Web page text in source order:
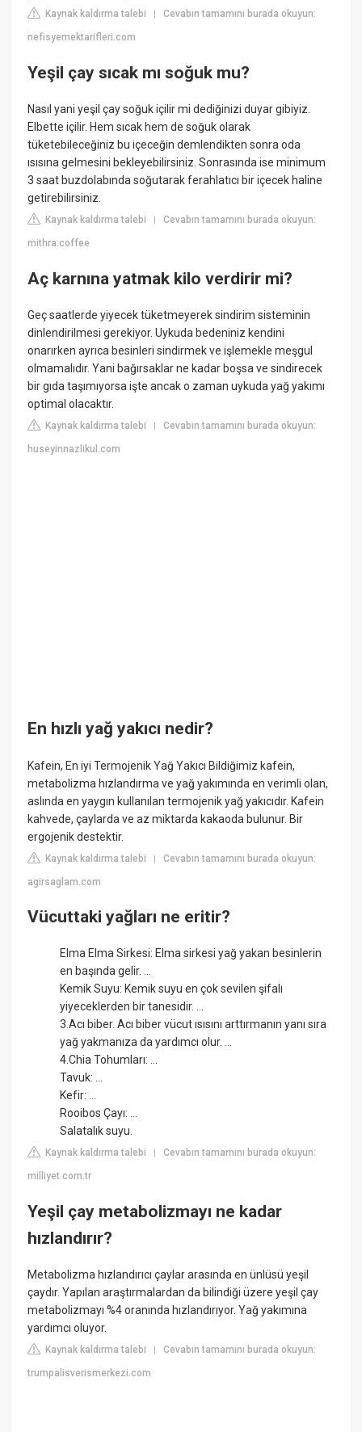
Kaynak kaldırma talebi |Cevabın tamamını burada okuyun:
nefisyemektarifleri.com
Yeşil çay sıcak mı soğuk mu?
Nasıl yani yeşil çay soğuk içilir mi dediğinizi duyar gibiyiz.
Elbette içilir. Hem sıcak hem de soğuk olarak
tüketebileceğiniz bu içeceğin demlendikten sonra oda
ısısına gelmesini bekleyebilirsiniz. Sonrasında ise minimum
3 saat buzdolabında soğutarak ferahlatıcı bir içecek haline
getirebilirsiniz.
Kaynak kaldırma talebi |Cevabın tamamını burada okuyun:
mithra.coffee
Aç karnına yatmak kilo verdirir mi?
Geç saatlerde yiyecek tüketmeyerek sindirim sisteminin
dinlendirilmesi gerekiyor. Uykuda bedeniniz kendini
onarırken ayrıca besinleri sindirmek ve işlemekle meşgul
olmamalıdır. Yani bağırsaklar ne kadar boşsa ve sindirecek
bir gıda taşımıyorsa işte ancak o zaman uykuda yağ yakımı
optimal olacaktır.
Kaynak kaldırma talebi |Cevabın tamamını burada okuyun:
huseyinnazlikul.com
En hızlı yağ yakıcı nedir?
Kafein, En iyi Termojenik Yağ Yakıcı Bildiğimiz kafein,
metabolizma hızlandırma ve yağ yakımında en verimli olan,
aslında en yaygın kullanılan termojenik yağ yakıcıdır. Kafein
kahvede, çaylarda ve az miktarda kakaoda bulunur. Bir
ergojenik destektir.
Kaynak kaldırma talebi |Cevabın tamamını burada okuyun:
agirsaglam.com
Vücuttaki yağları ne eritir?
Elma Elma Sirkesi: Elma sirkesi yağ yakan besinlerin
en başında gelir. ...
Kemik Suyu: Kemik suyu en çok sevilen şifalı
yiyeceklerden bir tanesidir. ...
3.Acı biber. Acı biber vücut ısısını arttırmanın yanı sıra
yağ yakmanıza da yardımcı olur. ...
4.Chia Tohumları: ...
Tavuk: ...
Kefir: ...
Rooibos Çayı: ...
Salatalık suyu.
Kaynak kaldırma talebi |Cevabın tamamını burada okuyun:
milliyet.com.tr
Yeşil çay metabolizmayı ne kadar
hızlandırır?
Metabolizma hızlandırıcı çaylar arasında en ünlüsü yeşil
çaydır. Yapılan araştırmalardan da bilindiği üzere yeşil çay
metabolizmayı %4 oranında hızlandırıyor. Yağ yakımına
yardımcı oluyor.
Kaynak kaldırma talebi |Cevabın tamamını burada okuyun:
trumpalisverismerkezi.com